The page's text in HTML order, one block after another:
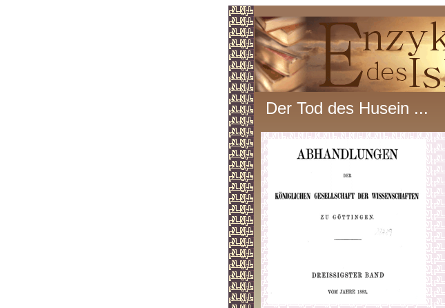
Der Tod des Husein ...